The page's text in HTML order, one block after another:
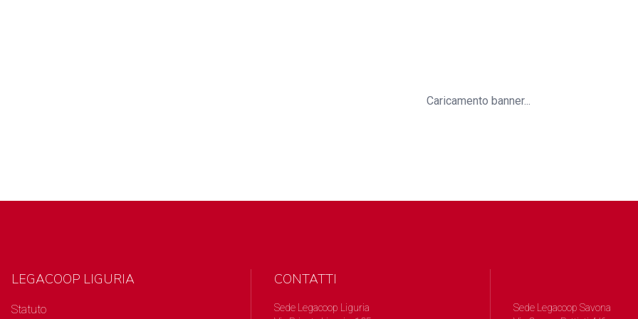
Caricamento banner...
LEGACOOP LIGURIA
Statuto
CONTATTI
Sede Legacoop Liguria
Sede Legacoop Savona